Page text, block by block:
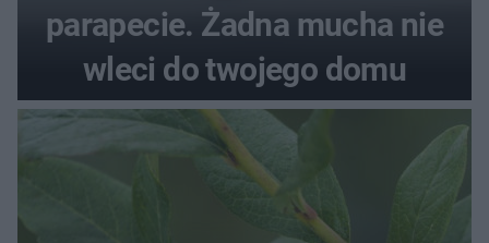
parapecie. Żadna mucha nie
wleci do twojego domu